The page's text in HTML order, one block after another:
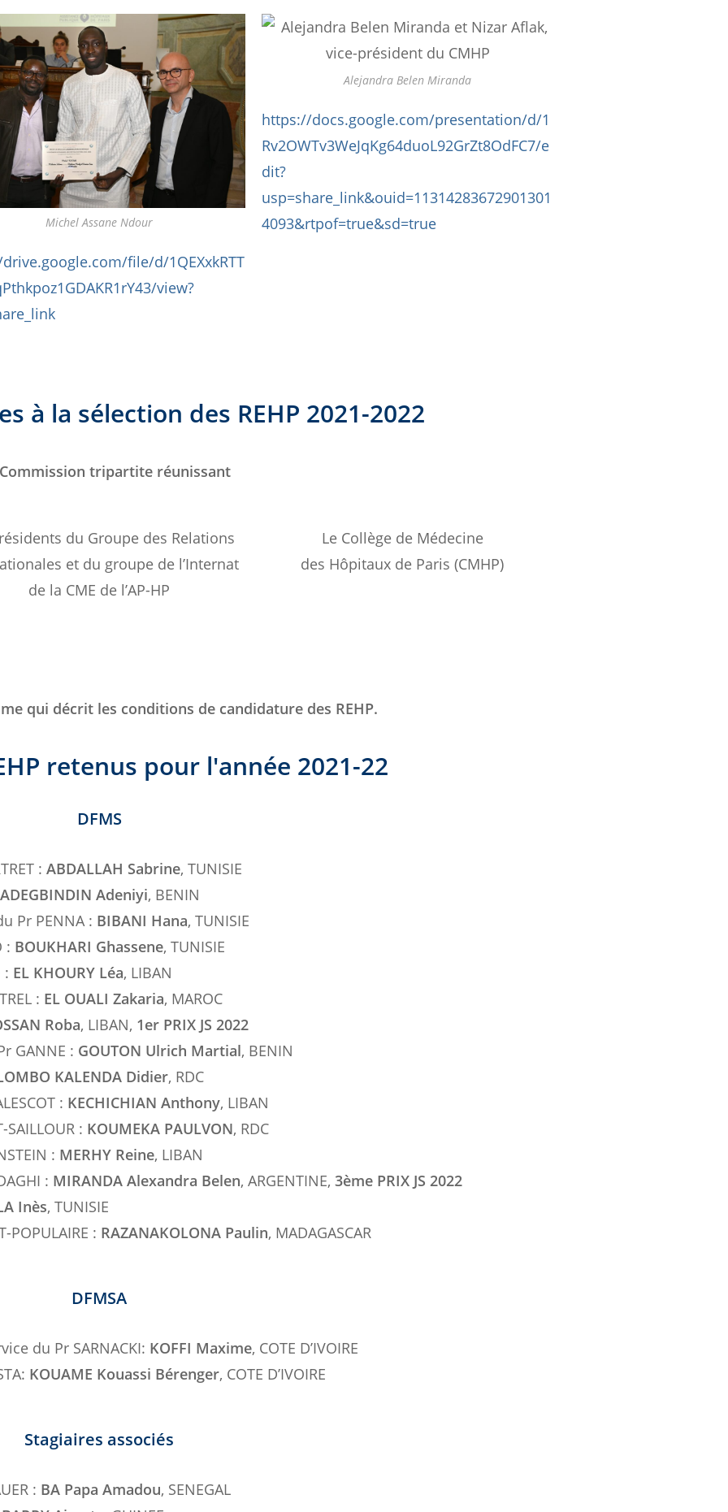
Michel Assane Ndour
file/d/1QEXxkRTT
view?
Alejandra Belen Miranda
https://docs.google.com/presentation/d/1
Rv2OWTv3WeJqKg64duoL92GrZt8OdFC7/e
dit?
usp=share_link&ouid=11314283672901301
4093&rtpof=true&sd=true
à la sélection des REHP 2021-2022
tripartite réunissant
du Groupe des Relations
et du groupe de l’Internat
de la CME de l’AP-HP
Le Collège de Médecine
des Hôpitaux de Paris (CMHP)
qui décrit les conditions de candidature des REHP.
retenus pour l'année 2021-22
DFMS
: ABDALLAH Sabrine, TUNISIE
ADEGBINDIN Adeniyi, BENIN
Pr PENNA : BIBANI Hana, TUNISIE
: BOUKHARI Ghassene, TUNISIE
: EL KHOURY Léa, LIBAN
: EL OUALI Zakaria, MAROC
Roba, LIBAN, 1er PRIX JS 2022
GANNE : GOUTON Ulrich Martial, BENIN
KALENDA Didier, RDC
: KECHICHIAN Anthony, LIBAN
: KOUMEKA PAULVON, RDC
: MERHY Reine, LIBAN
: MIRANDA Alexandra Belen, ARGENTINE, 3ème PRIX JS 2022
Inès, TUNISIE
POPULAIRE : RAZANAKOLONA Paulin, MADAGASCAR
DFMSA
du Pr SARNACKI: KOFFI Maxime, COTE D’IVOIRE
KOUAME Kouassi Bérenger, COTE D’IVOIRE
Stagiaires associés
: BA Papa Amadou, SENEGAL